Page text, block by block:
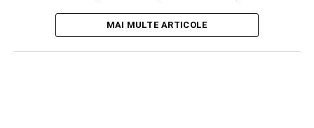
MAI MULTE ARTICOLE